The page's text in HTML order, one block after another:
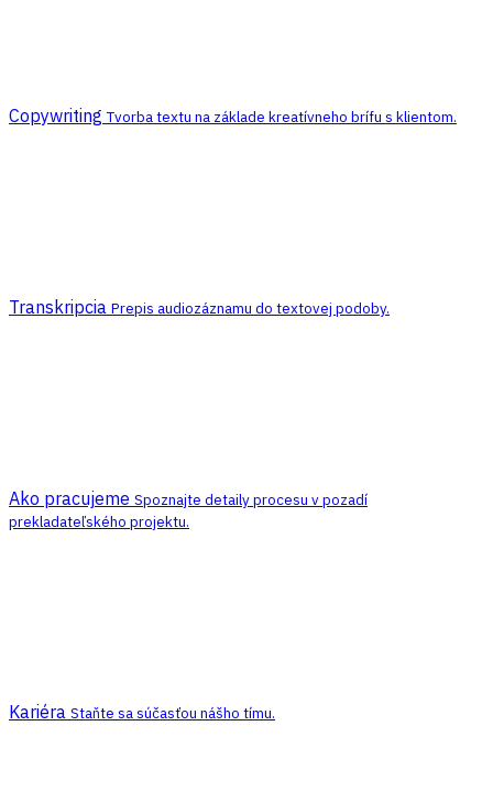
Copywriting Tvorba textu na základe kreatívneho brífu s klientom.
Transkripcia Prepis audiozáznamu do textovej podoby.
Ako pracujeme Spoznajte detaily procesu v pozadí
prekladateľského projektu.
Kariéra Staňte sa súčasťou nášho tímu.